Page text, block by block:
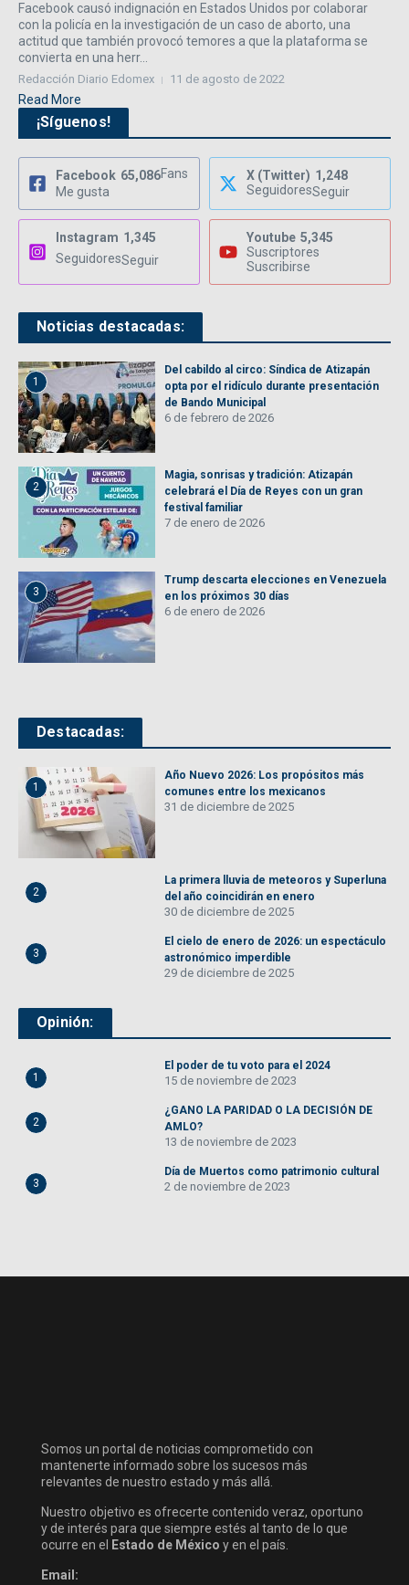
Facebook causó indignación en Estados Unidos por colaborar
con la policía en la investigación de un caso de aborto, una
actitud que también provocó temores a que la plataforma se
convierta en una herr...
Redacción Diario Edomex 11 de agosto de 2022
Read More
¡Síguenos!
Facebook 65,086Fans
Me gusta
X (Twitter) 1,248
SeguidoresSeguir
Instagram 1,345
SeguidoresSeguir
Youtube 5,345
Suscriptores
Suscribirse
Noticias destacadas:
1
Del cabildo al circo: Síndica de Atizapán
opta por el ridículo durante presentación
de Bando Municipal
6 de febrero de 2026
2
Magia, sonrisas y tradición: Atizapán
celebrará el Día de Reyes con un gran
festival familiar
7 de enero de 2026
3
Trump descarta elecciones en Venezuela
en los próximos 30 días
6 de enero de 2026
Destacadas:
1
Año Nuevo 2026: Los propósitos más
comunes entre los mexicanos
31 de diciembre de 2025
2
La primera lluvia de meteoros y Superluna
del año coincidirán en enero
30 de diciembre de 2025
3
El cielo de enero de 2026: un espectáculo
astronómico imperdible
29 de diciembre de 2025
Opinión:
1
El poder de tu voto para el 2024
15 de noviembre de 2023
2
¿GANO LA PARIDAD O LA DECISIÓN DE
AMLO?
13 de noviembre de 2023
3
Día de Muertos como patrimonio cultural
2 de noviembre de 2023
Somos un portal de noticias comprometido con
mantenerte informado sobre los sucesos más
relevantes de nuestro estado y más allá.
Nuestro objetivo es ofrecerte contenido veraz, oportuno
y de interés para que siempre estés al tanto de lo que
ocurre en el
Estado de México y en el país.
Email: